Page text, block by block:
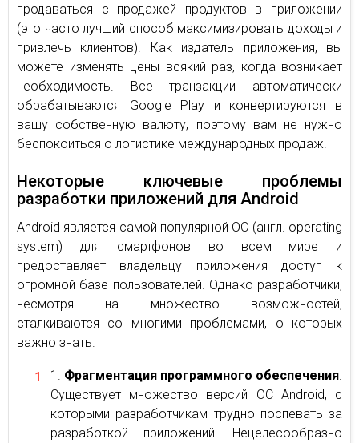
продаваться с продажей продуктов в приложении
(это часто лучший способ максимизировать доходы и
привлечь клиентов). Как издатель приложения, вы
можете изменять цены всякий раз, когда возникает
необходимость. Все транзакции автоматически
обрабатываются Google Play и конвертируются в
вашу собственную валюту, поэтому вам не нужно
беспокоиться о логистике международных продаж.
Некоторые ключевые проблемы
разработки приложений для Android
Android является самой популярной ОС (англ. operating
system) для смартфонов во всем мире и
предоставляет владельцу приложения доступ к
огромной базе пользователей. Однако разработчики,
несмотря на множество возможностей,
сталкиваются со многими проблемами, о которых
важно знать.
Фрагментация программного обеспечения
Существует множество версий ОС Android, с
которыми разработчикам трудно поспевать за
разработкой приложений. Нецелесообразно